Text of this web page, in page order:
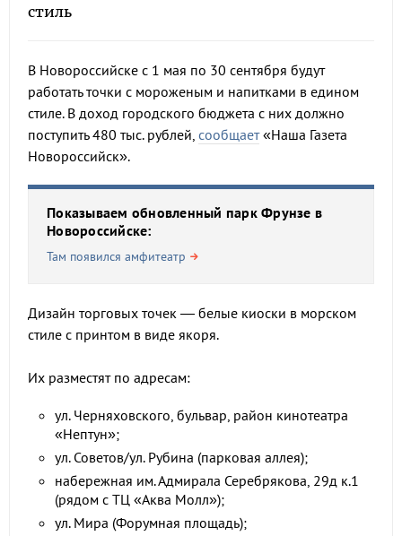
стиль
В Новороссийске с 1 мая по 30 сентября будут
работать точки с мороженым и напитками в едином
стиле. В доход городского бюджета с них должно
поступить 480 тыс. рублей, сообщает«Наша Газета
Новороссийск».
Показываем обновленный парк Фрунзе в
Новороссийске:
Там появился амфитеатр
Дизайн торговых точек — белые киоски в морском
стиле с принтом в виде якоря.
Их разместят по адресам:
ул. Черняховского, бульвар, район кинотеатра
«Нептун»;
ул. Советов/ул. Рубина (парковая аллея);
набережная им. Адмирала Серебрякова, 29д к.1
(рядом с ТЦ «Аква Молл»);
ул. Мира (Форумная площадь);